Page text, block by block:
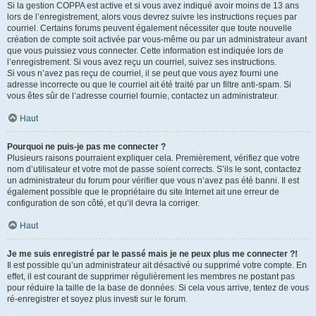
Si la gestion COPPA est active et si vous avez indiqué avoir moins de 13 ans
lors de l’enregistrement, alors vous devrez suivre les instructions reçues par
courriel. Certains forums peuvent également nécessiter que toute nouvelle
création de compte soit activée par vous-même ou par un administrateur avant
que vous puissiez vous connecter. Cette information est indiquée lors de
l’enregistrement. Si vous avez reçu un courriel, suivez ses instructions.
Si vous n’avez pas reçu de courriel, il se peut que vous ayez fourni une
adresse incorrecte ou que le courriel ait été traité par un filtre anti-spam. Si
vous êtes sûr de l’adresse courriel fournie, contactez un administrateur.
Haut
Pourquoi ne puis-je pas me connecter ?
Plusieurs raisons pourraient expliquer cela. Premièrement, vérifiez que votre
nom d’utilisateur et votre mot de passe soient corrects. S’ils le sont, contactez
un administrateur du forum pour vérifier que vous n’avez pas été banni. Il est
également possible que le propriétaire du site Internet ait une erreur de
configuration de son côté, et qu’il devra la corriger.
Haut
Je me suis enregistré par le passé mais je ne peux plus me connecter ?!
Il est possible qu’un administrateur ait désactivé ou supprimé votre compte. En
effet, il est courant de supprimer régulièrement les membres ne postant pas
pour réduire la taille de la base de données. Si cela vous arrive, tentez de vous
ré-enregistrer et soyez plus investi sur le forum.